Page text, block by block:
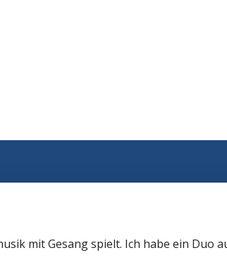
mit Gesang spielt. Ich habe ein Duo